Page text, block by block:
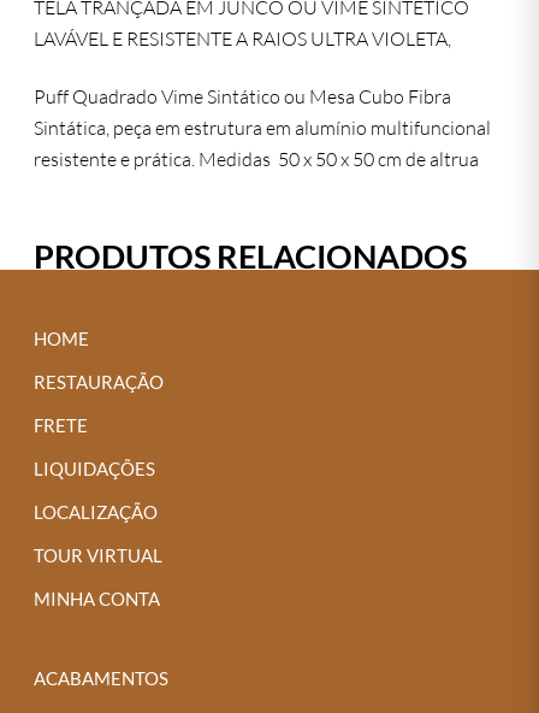
TELA TRANÇADA EM JUNCO OU VIME SINTÉTICO
LAVÁVEL E RESISTENTE A RAIOS ULTRA VIOLETA,
Puff Quadrado Vime Sintático ou Mesa Cubo Fibra
Sintática, peça em estrutura em alumínio multifuncional
resistente e prática. Medidas 50 x 50 x 50 cm de altrua
PRODUTOS RELACIONADOS
HOME
RESTAURAÇÃO
FRETE
LIQUIDAÇÕES
LOCALIZAÇÃO
TOUR VIRTUAL
MINHA CONTA
ACABAMENTOS